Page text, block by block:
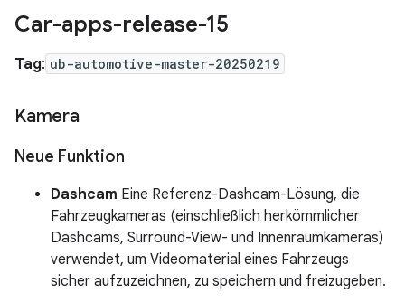
Car-apps-release-15
Tag: ub-automotive-master-20250219
Kamera
Neue Funktion
Dashcam Eine Referenz-Dashcam-Lösung, die
Fahrzeugkameras (einschließlich herkömmlicher
Dashcams, Surround-View- und Innenraumkameras)
verwendet, um Videomaterial eines Fahrzeugs
sicher aufzuzeichnen, zu speichern und freizugeben.